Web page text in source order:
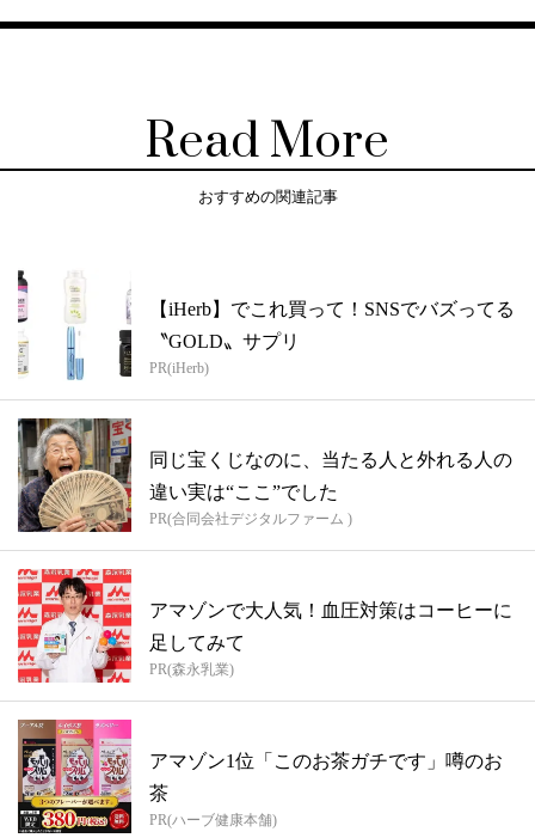
Read More
おすすめの関連記事
【iHerb】でこれ買って！SNSでバズってる
〝GOLD〟サプリ
PR(iHerb)
同じ宝くじなのに、当たる人と外れる人の
違い実は“ここ”でした
PR(合同会社デジタルファーム )
アマゾンで大人気！血圧対策はコーヒーに
足してみて
PR(森永乳業)
アマゾン1位「このお茶ガチです」噂のお
茶
PR(ハーブ健康本舗)